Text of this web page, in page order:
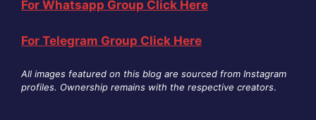
For Whatsapp Group Click Here
For Telegram Group Click Here
All images featured on this blog are sourced from Instagram
profiles. Ownership remains with the respective creators.